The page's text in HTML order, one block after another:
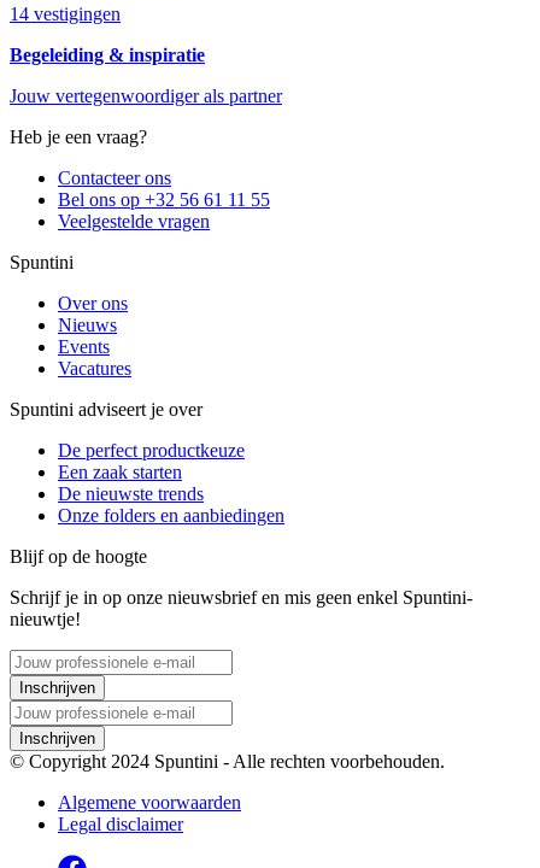
14 vestigingen
Begeleiding & inspiratie
Jouw vertegenwoordiger als partner
Heb je een vraag?
Contacteer ons
Bel ons op +32 56 61 11 55
Veelgestelde vragen
Spuntini
Over ons
Nieuws
Events
Vacatures
Spuntini adviseert je over
De perfect productkeuze
Een zaak starten
De nieuwste trends
Onze folders en aanbiedingen
Blijf op de hoogte
Schrijf je in op onze nieuwsbrief en mis geen enkel Spuntini-
nieuwtje!
Inschrijven
Inschrijven
© Copyright 2024 Spuntini - Alle rechten voorbehouden.
Algemene voorwaarden
Legal disclaimer